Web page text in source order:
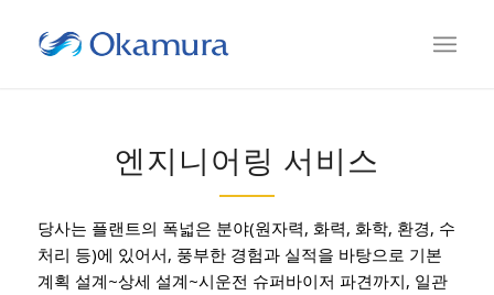
엔지니어링 서비스
당사는 플랜트의 폭넓은 분야(원자력, 화력, 화학, 환경, 수
처리 등)에 있어서, 풍부한 경험과 실적을 바탕으로 기본
계획 설계~상세 설계~시운전 슈퍼바이저 파견까지, 일관